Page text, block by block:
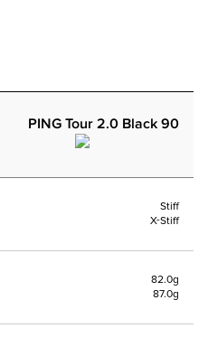
PING Tour 2.0 Black 90
Stiff
X-Stiff
82.0g
87.0g